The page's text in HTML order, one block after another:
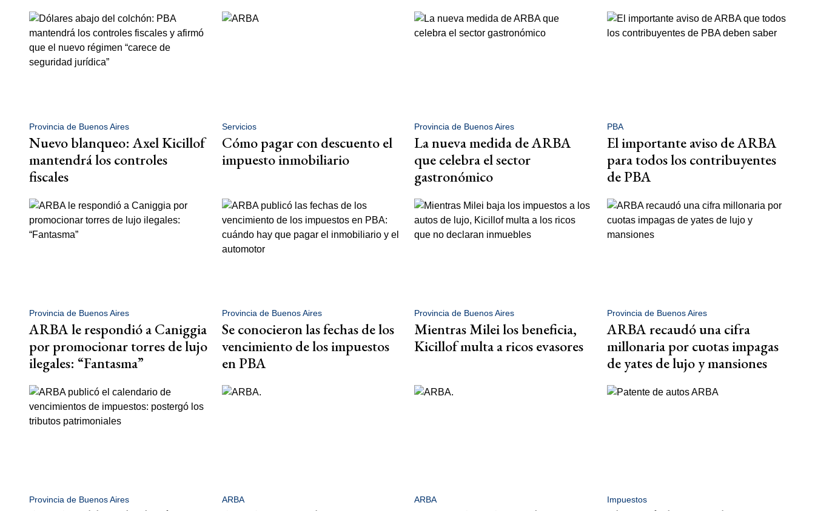
Provincia de Buenos Aires
Nuevo blanqueo: Axel Kicillof
mantendrá los controles
fiscales
Servicios
Cómo pagar con descuento el
impuesto inmobiliario
Provincia de Buenos Aires
La nueva medida de ARBA
que celebra el sector
gastronómico
PBA
El importante aviso de ARBA
para todos los contribuyentes
de PBA
Provincia de Buenos Aires
ARBA le respondió a Caniggia
por promocionar torres de lujo
ilegales: “Fantasma”
Provincia de Buenos Aires
Se conocieron las fechas de los
vencimiento de los impuestos
en PBA
Provincia de Buenos Aires
Mientras Milei los beneficia,
Kicillof multa a ricos evasores
Provincia de Buenos Aires
ARBA recaudó una cifra
millonaria por cuotas impagas
de yates de lujo y mansiones
Provincia de Buenos Aires ARBA ARBA Impuestos